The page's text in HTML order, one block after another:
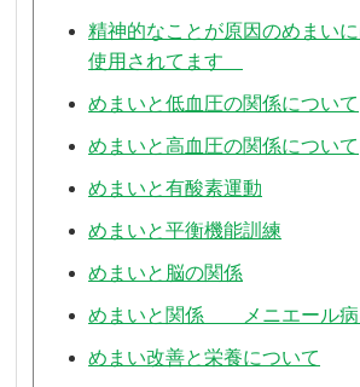
精神的なことが原因のめまい
使用されてます
めまいと低血圧の関係について
めまいと高血圧の関係について
めまいと有酸素運動
めまいと平衡機能訓練
めまいと脳の関係
めまいと関係 メニエール
めまい改善と栄養について